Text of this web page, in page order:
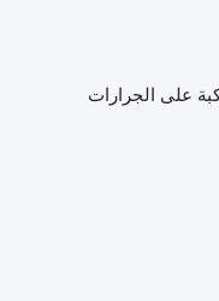
على الجرارات